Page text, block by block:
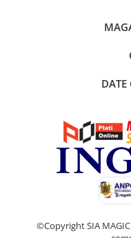
DATE
©Copyright SIA MAGIC